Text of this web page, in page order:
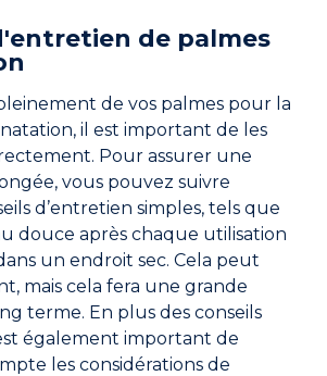
de palmes
de vos palmes pour la
il est important de les
Pour assurer une
vous pouvez suivre
d’entretien simples, tels que
douce après chaque utilisation
un endroit sec. Cela peut
mais cela fera une grande
terme. En plus des conseils
également important de
les considérations de